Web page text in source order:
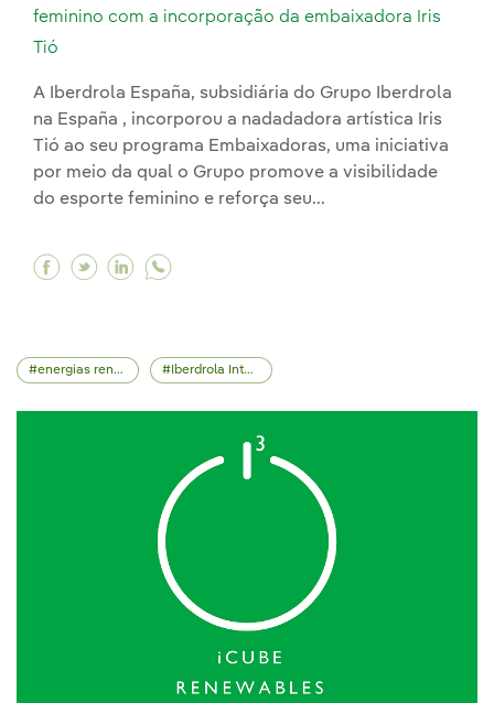
feminino com a incorporação da embaixadora Iris
Tió
A Iberdrola España, subsidiária do Grupo Iberdrola
na España , incorporou a nadadadora artística Iris
Tió ao seu programa Embaixadoras, uma iniciativa
por meio da qual o Grupo promove a visibilidade
do esporte feminino e reforça seu...
Facebook Iberdrola reforça seu
Twitter Iberdrola reforça seu
Linkedin Iberdrola reforça seu
energias renováveis Iberdrola Internacional